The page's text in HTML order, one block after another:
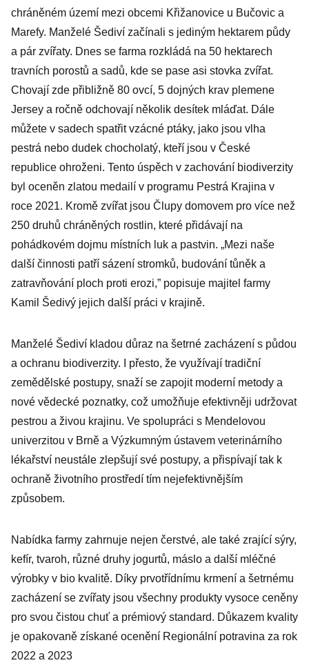
chráněném území mezi obcemi Křižanovice u Bučovic a
Marefy. Manželé Šediví začínali s jediným hektarem půdy
a pár zvířaty. Dnes se farma rozkládá na 50 hektarech
travních porostů a sadů, kde se pase asi stovka zvířat.
Chovají zde přibližně 80 ovcí, 5 dojných krav plemene
Jersey a ročně odchovají několik desítek mláďat. Dále
můžete v sadech spatřit vzácné ptáky, jako jsou vlha
pestrá nebo dudek chocholatý, kteří jsou v České
republice ohroženi. Tento úspěch v zachování biodiverzity
byl oceněn zlatou medailí v programu Pestrá Krajina v
roce 2021. Kromě zvířat jsou Člupy domovem pro více než
250 druhů chráněných rostlin, které přidávají na
pohádkovém dojmu místních luk a pastvin. „Mezi naše
další činnosti patří sázení stromků, budování tůněk a
zatravňování ploch proti erozi,” popisuje majitel farmy
Kamil Šedivý jejich další práci v krajině.
Manželé Šediví kladou důraz na šetrné zacházení s půdou
a ochranu biodiverzity. I přesto, že využívají tradiční
zemědělské postupy, snaží se zapojit moderní metody a
nové vědecké poznatky, což umožňuje efektivněji udržovat
pestrou a živou krajinu. Ve spolupráci s Mendelovou
univerzitou v Brně a Výzkumným ústavem veterinárního
lékařství neustále zlepšují své postupy, a přispívají tak k
ochraně životního prostředí tím nejefektivnějším
způsobem.
Nabídka farmy zahrnuje nejen čerstvé, ale také zrající sýry,
kefír, tvaroh, různé druhy jogurtů, máslo a další mléčné
výrobky v bio kvalitě. Díky prvotřídnímu krmení a šetrnému
zacházení se zvířaty jsou všechny produkty vysoce ceněny
pro svou čistou chuť a prémiový standard. Důkazem kvality
je opakovaně získané ocenění Regionální potravina za rok
2022 a 2023